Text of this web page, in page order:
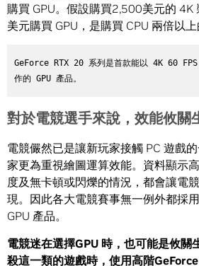
購買 GPU。假設購買2,500美元的 4K
美元購買 GPU，是購買 CPU 兩倍以上
GeForce RTX 20 系列是首款能以 4K 60
作的 GPU 產品。
對於電競選手來說，效能攸關
電競儼然已是讓新玩家接觸 PC 遊戲
家更為重視繪圖運算效能。資料顯示
度及無卡頓或閃爍的情況，都會讓電
現。因此各大電競賽事無一例外都採
GPU 產品。
電競迷在選擇GPU 時，也可能是攸關
殺這一類的遊戲時，使用高階